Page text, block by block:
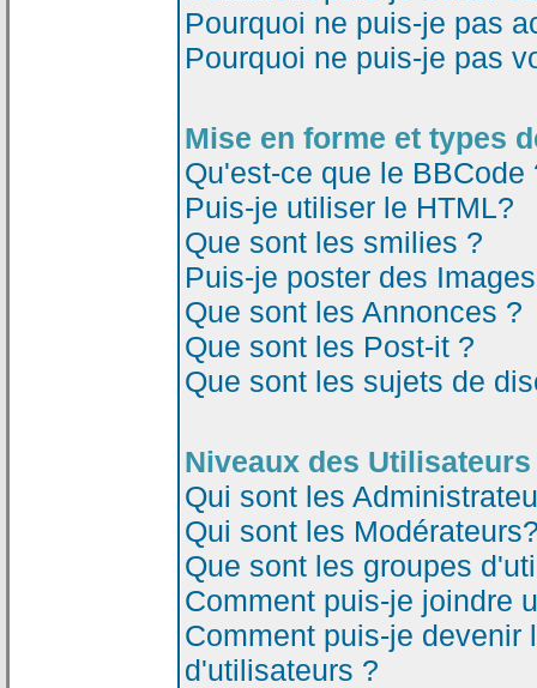
Pourquoi ne puis-je pas
Pourquoi ne puis-je pas
Mise en forme et types
Qu'est-ce que le BBCode
Puis-je utiliser le HTML?
Que sont les smilies ?
Puis-je poster des
Que sont les Annonces ?
Que sont les Post-it ?
Que sont les sujets de
Niveaux des
Qui sont les
Qui sont les
Que sont les groupes
Comment puis-je joindre
Comment puis-je devenir
d'utilisateurs ?